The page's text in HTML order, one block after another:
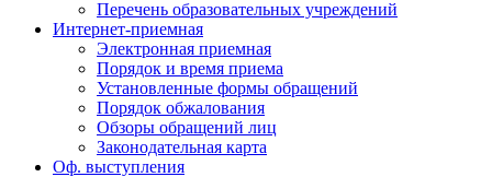
Перечень образовательных учреждений
Интернет-приемная
Электронная приемная
Порядок и время приема
Установленные формы обращений
Порядок обжалования
Обзоры обращений лиц
Законодательная карта
Оф. выступления